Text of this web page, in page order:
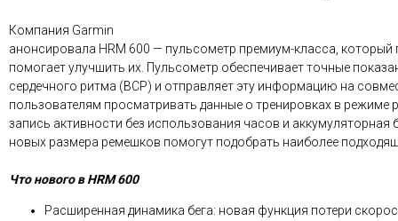
Компания Garmin
анонсировала HRM 600 — пульсометр премиум-класса,
помогает улучшить их. Пульсометр обеспечивает точные
сердечного ритма (ВСР) и отправляет эту информацию на
пользователям просматривать данные о тренировках в режиме
запись активности без использования часов и
новых размера ремешков помогут подобрать наиболее
Что нового в HRM 600
Расширенная динамика бега: новая функция потери